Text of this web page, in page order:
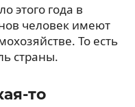
этого года в
человек имеют
То есть
страны.
то